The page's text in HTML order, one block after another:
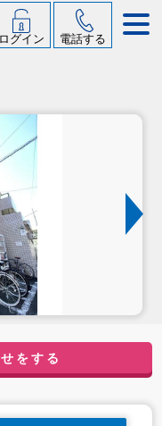
ログイン 電話する
をする